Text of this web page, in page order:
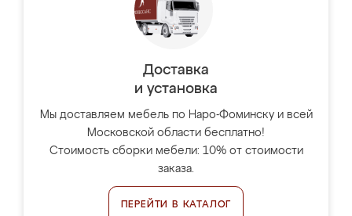
Доставка
и установка
Мы доставляем мебель по Наро-Фоминску и всей
Московской области бесплатно!
Стоимость сборки мебели: 10% от стоимости
заказа.
ПЕРЕЙТИ В КАТАЛОГ